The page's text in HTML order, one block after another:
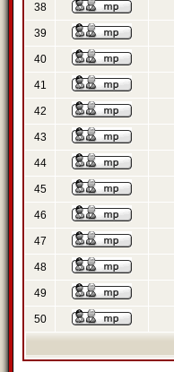
38
39
40
41
42
43
44
45
46
47
48
49
50